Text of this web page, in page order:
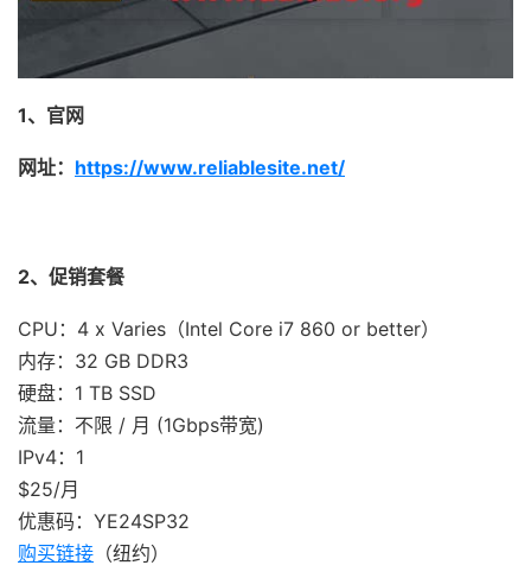
1、官网
网址： https://www.reliablesite.net/
2、促销套餐
CPU：4 x Varies（Intel Core i7 860 or better）
内存：32 GB DDR3
硬盘：1 TB SSD
流量：不限 / 月 (1Gbps带宽)
IPv4：1
$25/月
优惠码：YE24SP32
购买链接 （纽约）